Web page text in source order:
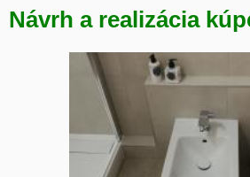
Návrh a realizácia